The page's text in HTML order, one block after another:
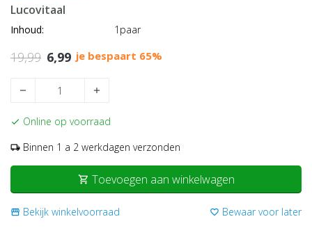
Lucovitaal
Inhoud: 1paar
19,99 6,99 je bespaart 65%
remove add
check Online op voorraad
local_shipping Binnen 1 a 2 werkdagen verzonden
shopping_cart Toevoegen aan winkelwagen
storefront Bekijk winkelvoorraad favorite_border Bewaar voor later